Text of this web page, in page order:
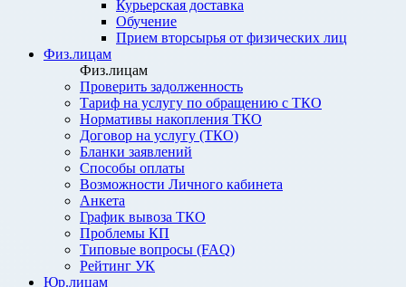
Курьерская доставка
Обучение
Прием вторсырья от физических лиц
Физ.лицам
Физ.лицам
Проверить задолженность
Тариф на услугу по обращению с ТКО
Нормативы накопления ТКО
Договор на услугу (ТКО)
Бланки заявлений
Способы оплаты
Возможности Личного кабинета
Анкета
График вывоза ТКО
Проблемы КП
Типовые вопросы (FAQ)
Рейтинг УК
Юр.лицам